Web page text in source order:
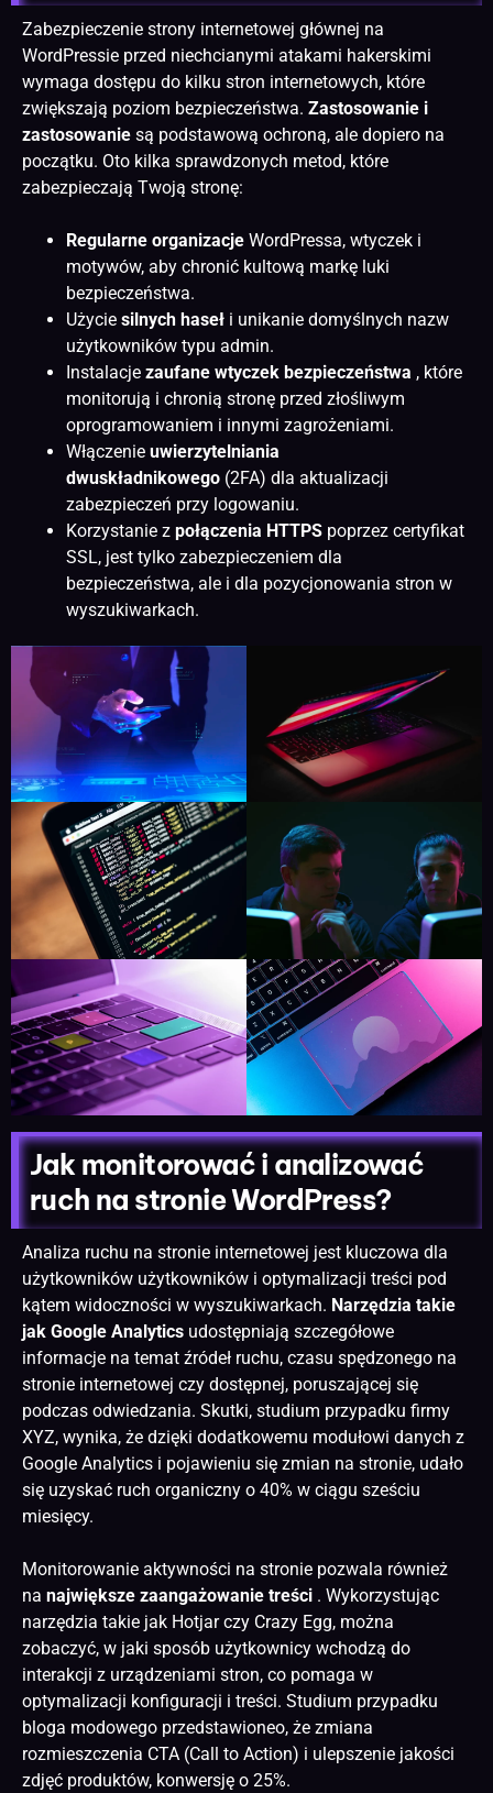
Zabezpieczenie strony internetowej głównej na
WordPressie przed niechcianymi atakami hakerskimi
wymaga dostępu do kilku stron internetowych, które
zwiększają poziom bezpieczeństwa. Zastosowanie i
zastosowanie są podstawową ochroną, ale dopiero na
początku. Oto kilka sprawdzonych metod, które
zabezpieczają Twoją stronę:
Regularne organizacje WordPressa, wtyczek i
motywów, aby chronić kultową markę luki
bezpieczeństwa.
Użycie silnych haseł i unikanie domyślnych nazw
użytkowników typu admin.
Instalacje zaufane wtyczek bezpieczeństwa , które
monitorują i chronią stronę przed złośliwym
oprogramowaniem i innymi zagrożeniami.
Włączenie uwierzytelniania
dwuskładnikowego (2FA) dla aktualizacji
zabezpieczeń przy logowaniu.
Korzystanie z połączenia HTTPS poprzez certyfikat
SSL, jest tylko zabezpieczeniem dla
bezpieczeństwa, ale i dla pozycjonowania stron w
wyszukiwarkach.
Jak monitorować i analizować
ruch na stronie WordPress?
Analiza ruchu na stronie internetowej jest kluczowa dla
użytkowników użytkowników i optymalizacji treści pod
kątem widoczności w wyszukiwarkach. Narzędzia takie
jak Google Analytics udostępniają szczegółowe
informacje na temat źródeł ruchu, czasu spędzonego na
stronie internetowej czy dostępnej, poruszającej się
podczas odwiedzania. Skutki, studium przypadku firmy
XYZ, wynika, że ​​dzięki dodatkowemu modułowi danych z
Google Analytics i pojawieniu się zmian na stronie, udało
się uzyskać ruch organiczny o 40% w ciągu sześciu
miesięcy.
Monitorowanie aktywności na stronie pozwala również
na największe zaangażowanie treści . Wykorzystując
narzędzia takie jak Hotjar czy Crazy Egg, można
zobaczyć, w jaki sposób użytkownicy wchodzą do
interakcji z urządzeniami stron, co pomaga w
optymalizacji konfiguracji i treści. Studium przypadku
bloga modowego przedstawioneo, że zmiana
rozmieszczenia CTA (Call to Action) i ulepszenie jakości
zdjęć produktów, konwersję o 25%.